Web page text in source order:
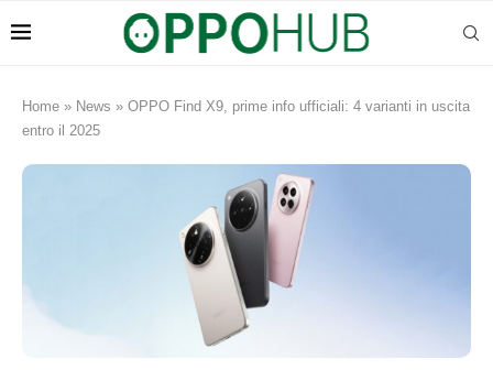
Home » News » OPPO Find X9, prime info ufficiali: 4 varianti in uscita
entro il 2025